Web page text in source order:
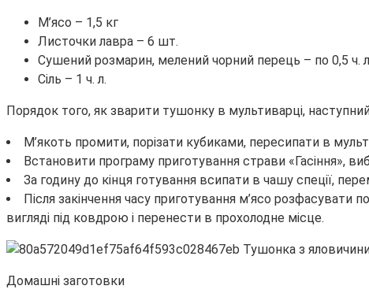
М’ясо – 1,5 кг
Листочки лавра – 6 шт.
Сушений розмарин, мелений чорний перець – по 0,5 ч.
Сіль – 1 ч. л.
Порядок того, як зварити тушонку в мультиварці,
М’якоть промити, порізати кубиками, пересипати в
Встановити програму приготування страви «Гасіння»,
За годину до кінця готування всипати в чашу спеції,
Після закінчення часу приготування м’ясо
вигляді під ковдрою і перенести в прохолодне місце.
Домашні заготовки